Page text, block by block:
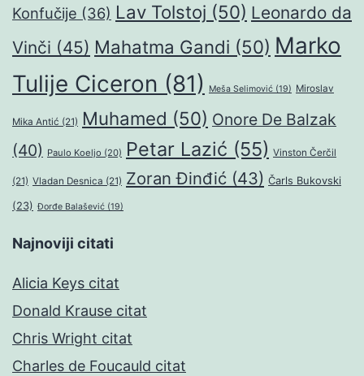
Konfučije (36) Lav Tolstoj (50) Leonardo da
Vinči (45) Mahatma Gandi (50) Marko
Tulije Ciceron (81) Meša Selimović (19) Miroslav
Mika Antić (21) Muhamed (50) Onore De Balzak
(40) Paulo Koeljo (20) Petar Lazić (55) Vinston Čerčil
(21) Vladan Desnica (21) Zoran Đinđić (43) Čarls Bukovski
(23) Đorđe Balašević (19)
Najnoviji citati
Alicia Keys citat
Donald Krause citat
Chris Wright citat
Charles de Foucauld citat